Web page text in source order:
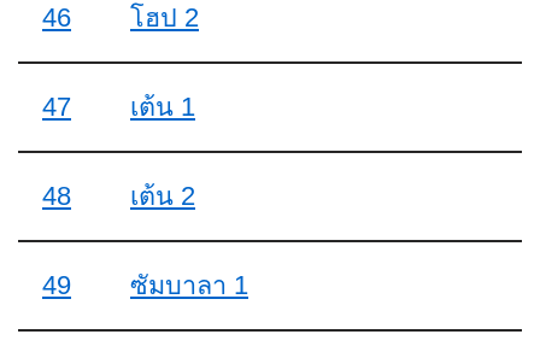
46 โฮป 2
47 เต้น 1
48 เต้น 2
49 ซัมบาลา 1